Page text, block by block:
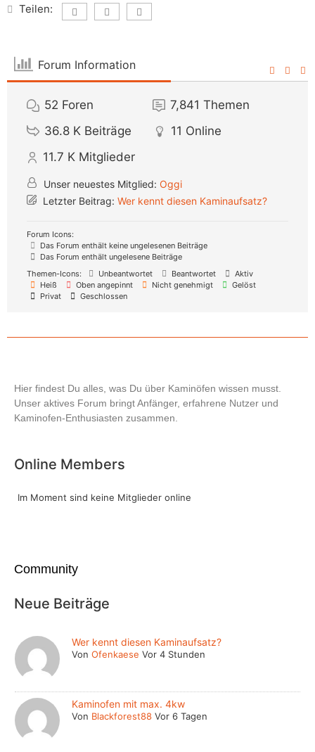
Teilen:
Forum Information
52 Foren 7,841 Themen
36.8 K Beiträge 11 Online
11.7 K Mitglieder
Unser neuestes Mitglied: Oggi
Letzter Beitrag: Wer kennt diesen Kaminaufsatz?
Forum Icons:
Das Forum enthält keine ungelesenen Beiträge
Das Forum enthält ungelesene Beiträge
Themen-Icons:
Unbeantwortet Beantwortet
Aktiv
Heiß
Oben angepinnt Nicht genehmigt
Gelöst
Privat
Geschlossen
Hier findest Du alles, was Du über Kaminöfen wissen musst.
Unser aktives Forum bringt Anfänger, erfahrene Nutzer und
Kaminofen-Enthusiasten zusammen.
Online Members
Im Moment sind keine Mitglieder online
Community
Neue Beiträge
Wer kennt diesen Kaminaufsatz?
VonOfenkaese Vor 4 Stunden
Kaminofen mit max. 4kw
Von Blackforest88 Vor 6 Tagen